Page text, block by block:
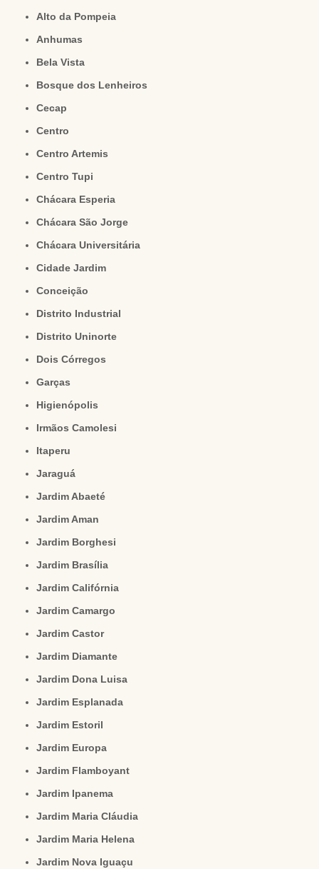
Alto da Pompeia
Anhumas
Bela Vista
Bosque dos Lenheiros
Cecap
Centro
Centro Artemis
Centro Tupi
Chácara Esperia
Chácara São Jorge
Chácara Universitária
Cidade Jardim
Conceição
Distrito Industrial
Distrito Uninorte
Dois Córregos
Garças
Higienópolis
Irmãos Camolesi
Itaperu
Jaraguá
Jardim Abaeté
Jardim Aman
Jardim Borghesi
Jardim Brasília
Jardim Califórnia
Jardim Camargo
Jardim Castor
Jardim Diamante
Jardim Dona Luisa
Jardim Esplanada
Jardim Estoril
Jardim Europa
Jardim Flamboyant
Jardim Ipanema
Jardim Maria Cláudia
Jardim Maria Helena
Jardim Nova Iguaçu